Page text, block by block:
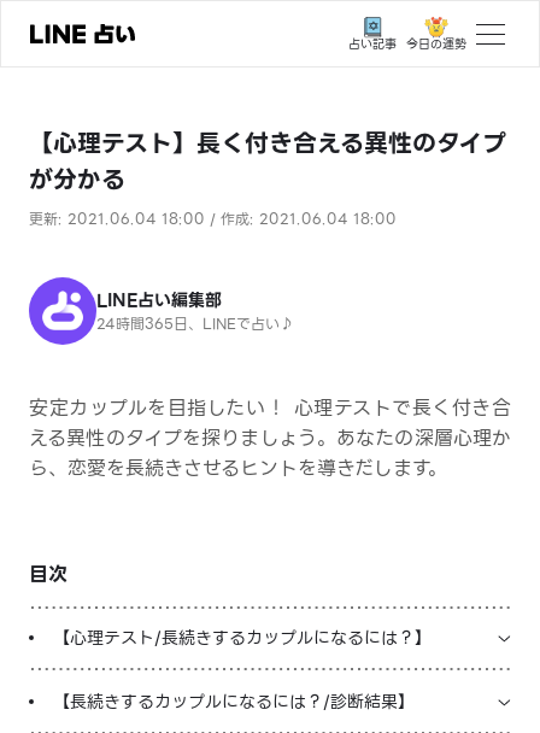
占い記事 今日の運勢
ユーザーの声
相談事例
おすすめの占い師
よくある質問
えもじの子（占）12星座占い
占い記事
※LINEアプリ内のサービスページへ遷移します
【心理テスト】長く付き合える異性のタイプ
が分かる
更新: 2021.06.04 18:00 / 作成: 2021.06.04 18:00
LINE占い編集部
24時間365日、LINEで占い♪
安定カップルを目指したい！ 心理テストで長く付き合
える異性のタイプを探りましょう。あなたの深層心理か
ら、恋愛を長続きさせるヒントを導きだします。
目次
【心理テスト/長続きするカップルになるには？】
【長続きするカップルになるには？/診断結果】